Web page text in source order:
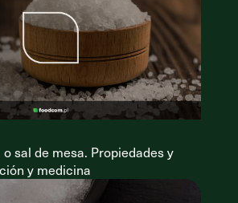
sal de mesa. Propiedades y
y medicina